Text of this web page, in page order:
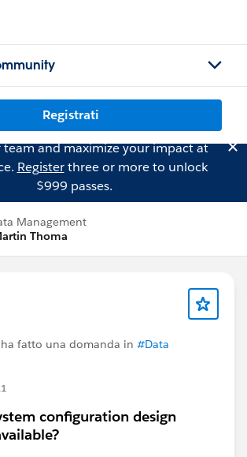
Registrati
team and maximize your impact at
Registerthree or more to unlock
$999 passes.
Management
Thoma
ha fatto una domanda in #Data
configuration design